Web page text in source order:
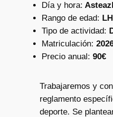
Día y hora:
Rango de edad:
Tipo de actividad:
Matriculación:
Precio anual: 90€
Trabajaremos y
reglamento
deporte. Se